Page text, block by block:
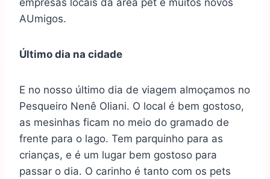
empresas locais da área pet e muitos novos
AUmigos.
Último dia na cidade
E no nosso último dia de viagem almoçamos no
Pesqueiro Nenê Oliani. O local é bem gostoso,
as mesinhas ficam no meio do gramado de
frente para o lago. Tem parquinho para as
crianças, e é um lugar bem gostoso para
passar o dia. O carinho é tanto com os pets